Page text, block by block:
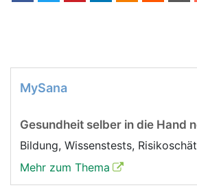
MySana
Gesundheit selber in die Hand
Bildung, Wissenstests,
Mehr zum Thema